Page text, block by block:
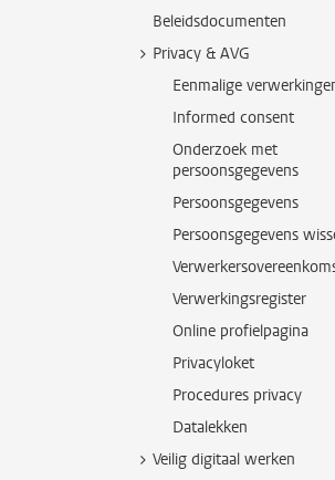
Beleidsdocumenten
Privacy & AVG
Eenmalige
Informed consent
Onderzoek met
persoonsgegevens
Persoonsgegevens
Persoonsgegevens
Verwerkingsregister
Online profielpagina
Privacyloket
Procedures privacy
Datalekken
Veilig digitaal werken